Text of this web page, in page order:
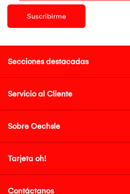
Suscribirme
Secciones destacadas
Servicio al Cliente
Sobre Oechsle
Tarjeta oh!
Contáctanos